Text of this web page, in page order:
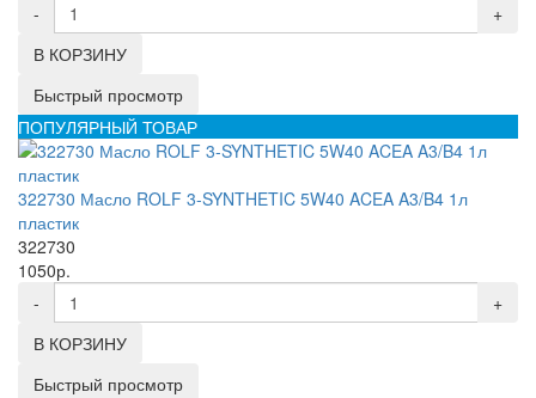
-
+
В КОРЗИНУ
Быстрый просмотр
ПОПУЛЯРНЫЙ ТОВАР
322730 Масло ROLF 3-SYNTHETIC 5W40 ACEA A3/B4 1л
пластик
322730
1050р.
-
+
В КОРЗИНУ
Быстрый просмотр